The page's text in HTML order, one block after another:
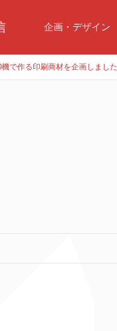
企画・デザイン
で作る印刷商材を企画しました